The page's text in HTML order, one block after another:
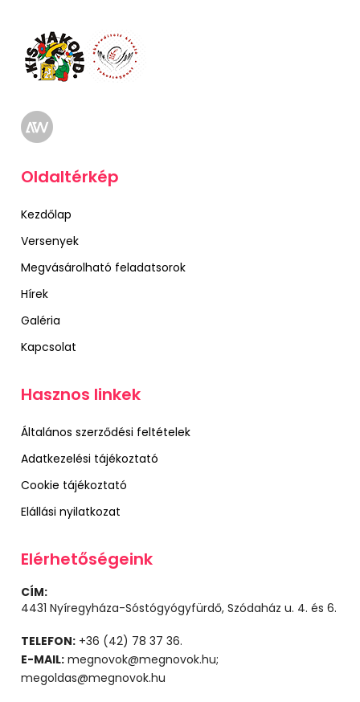
Oldaltérkép
Kezdőlap
Versenyek
Megvásárolható feladatsorok
Hírek
Galéria
Kapcsolat
Hasznos linkek
Általános szerződési feltételek
Adatkezelési tájékoztató
Cookie tájékoztató
Elállási nyilatkozat
Elérhetőségeink
CÍM:
4431 Nyíregyháza-Sóstógyógyfürdő, Szódaház u. 4. és 6.
TELEFON: +36 (42) 78 37 36.
E-MAIL: megnovok@megnovok.hu;
megoldas@megnovok.hu